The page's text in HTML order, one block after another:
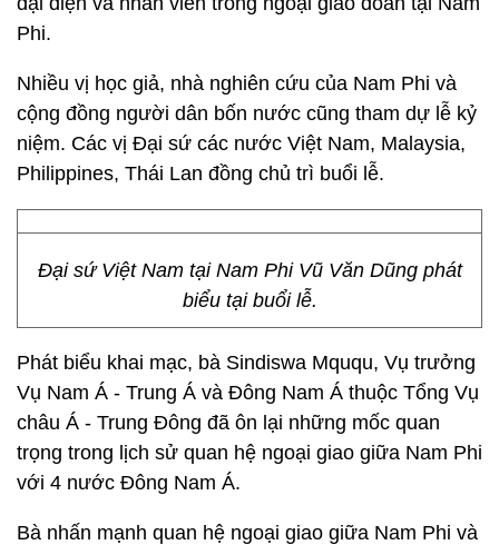
Phi.
Nhiều vị học giả, nhà nghiên cứu của Nam Phi và
cộng đồng người dân bốn nước cũng tham dự lễ kỷ
niệm. Các vị Đại sứ các nước Việt Nam, Malaysia,
Philippines, Thái Lan đồng chủ trì buổi lễ.
Đại sứ Việt Nam tại Nam Phi Vũ Văn Dũng phát
biểu tại buổi lễ.
Phát biểu khai mạc, bà Sindiswa Mququ, Vụ trưởng
Vụ Nam Á - Trung Á và Đông Nam Á thuộc Tổng Vụ
châu Á - Trung Đông đã ôn lại những mốc quan
trọng trong lịch sử quan hệ ngoại giao giữa Nam Phi
với 4 nước Đông Nam Á.
Bà nhấn mạnh quan hệ ngoại giao giữa Nam Phi và